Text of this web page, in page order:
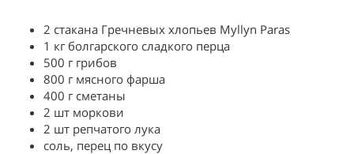
2 стакана Гречневых хлопьев Myllyn Paras
1 кг болгарского сладкого перца
500 г грибов
800 г мясного фарша
400 г сметаны
2 шт моркови
2 шт репчатого лука
соль, перец по вкусу